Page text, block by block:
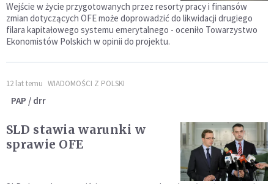
Wejście w życie przygotowanych przez resorty pracy i finansów
zmian dotyczących OFE może doprowadzić do likwidacji drugiego
filara kapitałowego systemu emerytalnego - oceniło Towarzystwo
Ekonomistów Polskich w opinii do projektu.
12 lat temu WIADOMOŚCI Z POLSKI
PAP / drr
SLD stawia warunki w
sprawie OFE